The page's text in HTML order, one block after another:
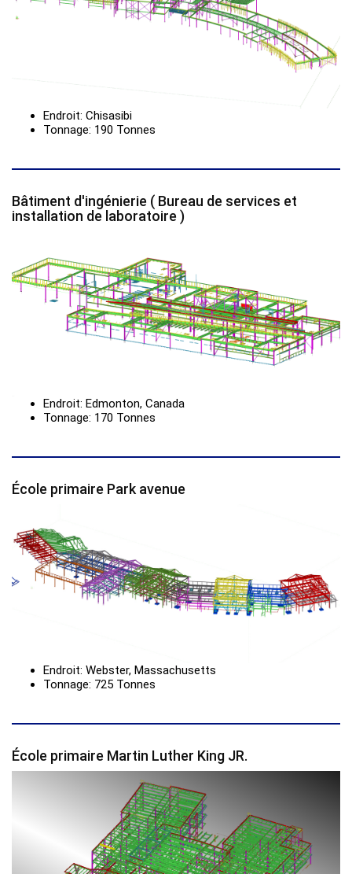
Endroit: Chisasibi
Tonnage: 190 Tonnes
Bâtiment d'ingénierie ( Bureau de services et
installation de laboratoire )
Endroit: Edmonton, Canada
Tonnage: 170 Tonnes
École primaire Park avenue
Endroit: Webster, Massachusetts
Tonnage: 725 Tonnes
École primaire Martin Luther King JR.